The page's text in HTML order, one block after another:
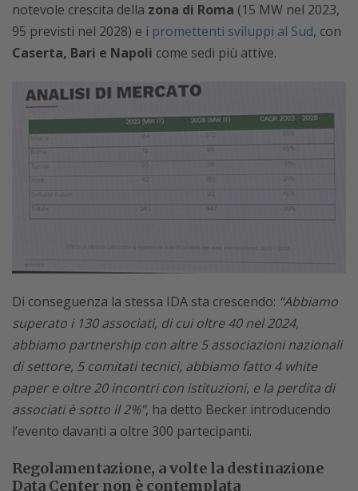
notevole crescita della zona di Roma (15 MW nel 2023,
95 previsti nel 2028) e i promettenti sviluppi al Sud, con
Caserta, Bari e Napoli come sedi più attive.
Di conseguenza la stessa IDA sta crescendo: “Abbiamo
superato i 130 associati, di cui oltre 40 nel 2024,
abbiamo partnership con altre 5 associazioni nazionali
di settore, 5 comitati tecnici, abbiamo fatto 4 white
paper e oltre 20 incontri con istituzioni, e la perdita di
associati è sotto il 2%”, ha detto Becker introducendo
l’evento davanti a oltre 300 partecipanti.
Regolamentazione, a volte la destinazione
Data Center non è contemplata